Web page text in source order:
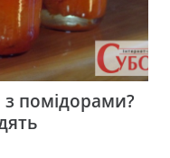
з помідорами?